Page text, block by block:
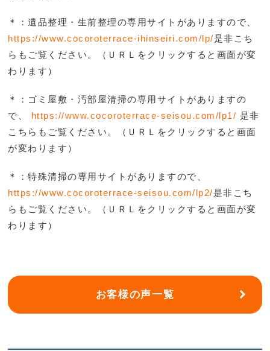
＊：遺品整理・生前整理の専用サイトがありますので、
https://www.cocoroterrace-ihinseiri.com/lp/是非こち
らもご覧ください。（ＵＲＬをクリックすると画面が変
わります）
＊：ゴミ屋敷・汚部屋清掃の専用サイトがありますの
で、 https://www.cocoroterrace-seisou.com/lp1/ 是非
こち らもご覧ください。（ＵＲＬをクリックすると画面
が変わります）
＊：特殊清掃の専用サイトがありますので、
https://www.cocoroterrace-seisou.com/lp2/是非こち
らもご覧ください。（ＵＲＬをクリックすると画面が変
わります）
お客様の声一覧